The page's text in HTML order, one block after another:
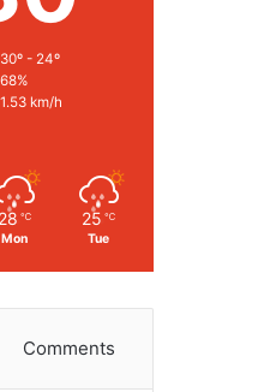
30º - 24º
68%
1.53 km/h
28 ℃
Mon
25 ℃
Tue
Comments